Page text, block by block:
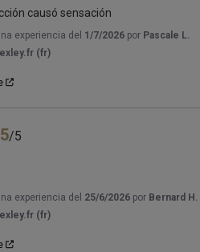
causó sensación
experiencia del 1/7/2026 por Pascale L.
(fr)
5/5
experiencia del 25/6/2026 por Bernard H.
(fr)